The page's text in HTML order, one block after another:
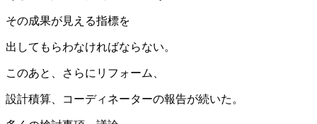
その成果が見える指標を
出してもらわなければならない。
このあと、さらにリフォーム、
設計積算、コーディネーターの報告が続いた。